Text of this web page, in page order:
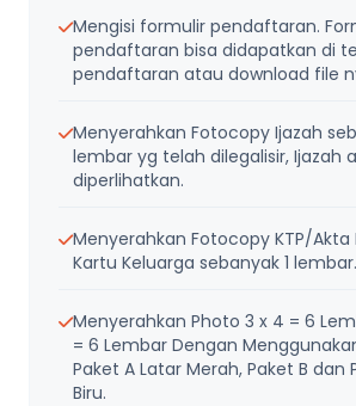
Mengisi formulir pendaftaran.
pendaftaran bisa didapatkan di
pendaftaran atau download file
Menyerahkan Fotocopy Ijazah
lembar yg telah dilegalisir, Ijazah
diperlihatkan.
Menyerahkan Fotocopy KTP/Akta
Kartu Keluarga sebanyak 1 lembar.
Menyerahkan Photo 3 x 4 = 6
= 6 Lembar Dengan
Paket A Latar Merah, Paket B dan
Biru.